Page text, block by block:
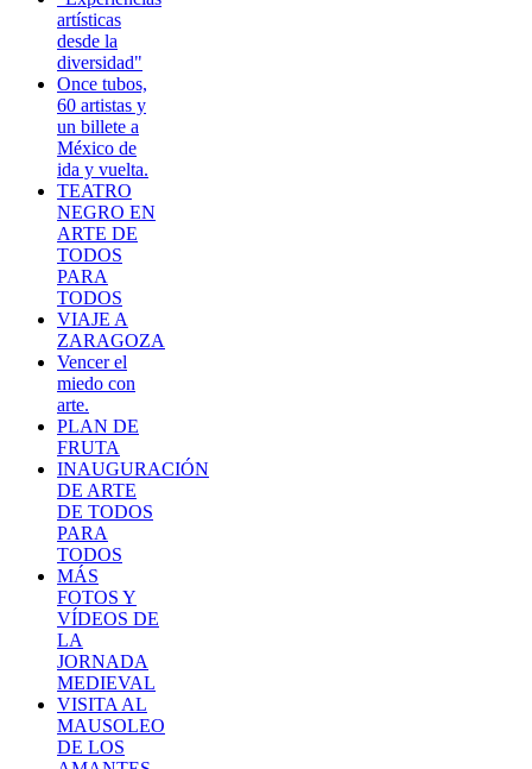
artísticas
desde la
diversidad"
Once tubos,
60 artistas y
un billete a
México de
ida y vuelta.
TEATRO
NEGRO EN
ARTE DE
TODOS
PARA
TODOS
VIAJE A
ZARAGOZA
Vencer el
miedo con
arte.
PLAN DE
FRUTA
INAUGURACIÓN
DE ARTE
DE TODOS
PARA
TODOS
MÁS
FOTOS Y
VÍDEOS DE
LA
JORNADA
MEDIEVAL
VISITA AL
MAUSOLEO
DE LOS